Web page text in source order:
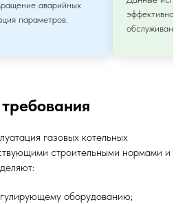
аварийных
параметров.
обслуживания.
газовых котельных
строительными нормами и
оборудованию;